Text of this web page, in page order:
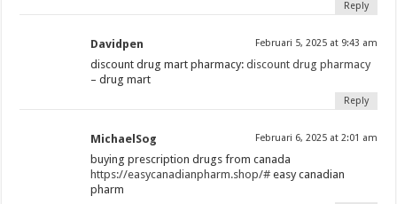
Reply
Davidpen Februari 5, 2025 at 9:43 am
discount drug mart pharmacy:discount drug pharmacy
– drug mart
Reply
MichaelSog Februari 6, 2025 at 2:01 am
buying prescription drugs from canada
https://easycanadianpharm.shop/# easy canadian
pharm